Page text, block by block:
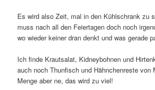
Es wird also Zeit, mal in den Kühlschrank zu
muss nach all den Feiertagen doch noch
wo wieder keiner dran denkt und was gerade
Ich finde Krautsalat, Kidneybohnen und
auch noch Thunfisch und Hähnchenreste von
Menge aber ne, das wird zu viel!